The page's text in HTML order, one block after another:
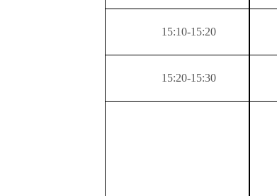
1 5:10-1 5:20
1 5:20-1 5:30